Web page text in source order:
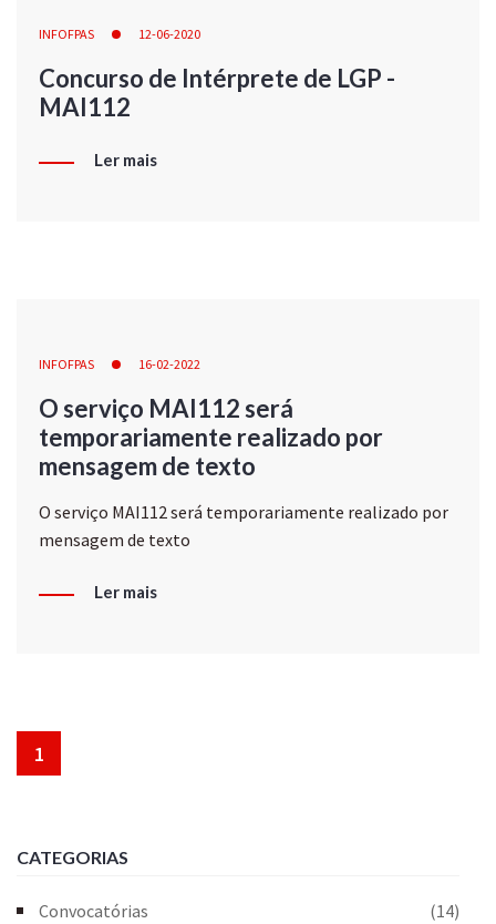
INFOFPAS 12-06-2020
Concurso de Intérprete de LGP -
MAI112
Ler mais
INFOFPAS 16-02-2022
O serviço MAI112 será
temporariamente realizado por
mensagem de texto
O serviço MAI112 será temporariamente realizado por
mensagem de texto
Ler mais
1
CATEGORIAS
Convocatórias
(14)